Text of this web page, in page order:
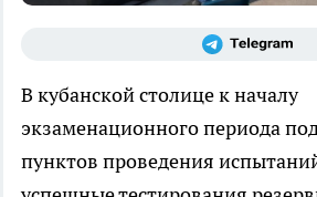
В кубанской столице к началу
экзаменационного периода
пунктов проведения